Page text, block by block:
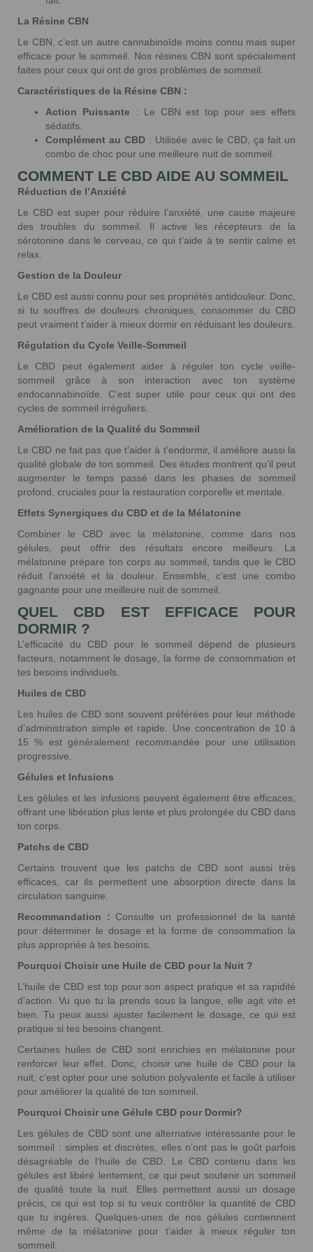
La Résine CBN
Le CBN, c’est un autre cannabinoïde moins connu mais super
efficace pour le sommeil. Nos résines CBN sont spécialement
faites pour ceux qui ont de gros problèmes de sommeil.
Caractéristiques de la Résine CBN :
Action Puissante : Le CBN est top pour ses effets
sédatifs.
Complément au CBD : Utilisée avec le CBD, ça fait un
combo de choc pour une meilleure nuit de sommeil.
COMMENT LE CBD AIDE AU SOMMEIL
Réduction de l’Anxiété
Le CBD est super pour réduire l’anxiété, une cause majeure
des troubles du sommeil. Il active les récepteurs de la
sérotonine dans le cerveau, ce qui t’aide à te sentir calme et
relax.
Gestion de la Douleur
Le CBD est aussi connu pour ses propriétés antidouleur. Donc,
si tu souffres de douleurs chroniques, consommer du CBD
peut vraiment t’aider à mieux dormir en réduisant les douleurs.
Régulation du Cycle Veille-Sommeil
Le CBD peut également aider à réguler ton cycle veille-
sommeil grâce à son interaction avec ton système
endocannabinoïde. C’est super utile pour ceux qui ont des
cycles de sommeil irréguliers.
Amélioration de la Qualité du Sommeil
Le CBD ne fait pas que t’aider à t’endormir, il améliore aussi la
qualité globale de ton sommeil. Des études montrent qu’il peut
augmenter le temps passé dans les phases de sommeil
profond, cruciales pour la restauration corporelle et mentale.
Effets Synergiques du CBD et de la Mélatonine
Combiner le CBD avec la mélatonine, comme dans nos
gélules, peut offrir des résultats encore meilleurs. La
mélatonine prépare ton corps au sommeil, tandis que le CBD
réduit l’anxiété et la douleur. Ensemble, c’est une combo
gagnante pour une meilleure nuit de sommeil.
QUEL CBD EST EFFICACE POUR
DORMIR ?
L’efficacité du CBD pour le sommeil dépend de plusieurs
facteurs, notamment le dosage, la forme de consommation et
tes besoins individuels.
Huiles de CBD
Les huiles de CBD sont souvent préférées pour leur méthode
d’administration simple et rapide. Une concentration de 10 à
15 % est généralement recommandée pour une utilisation
progressive.
Gélules et Infusions
Les gélules et les infusions peuvent également être efficaces,
offrant une libération plus lente et plus prolongée du CBD dans
ton corps.
Patchs de CBD
Certains trouvent que les patchs de CBD sont aussi très
efficaces, car ils permettent une absorption directe dans la
circulation sanguine.
Recommandation : Consulte un professionnel de la santé
pour déterminer le dosage et la forme de consommation la
plus appropriée à tes besoins.
Pourquoi Choisir une Huile de CBD pour la Nuit ?
L’huile de CBD est top pour son aspect pratique et sa rapidité
d’action. Vu que tu la prends sous la langue, elle agit vite et
bien. Tu peux aussi ajuster facilement le dosage, ce qui est
pratique si tes besoins changent.
Certaines huiles de CBD sont enrichies en mélatonine pour
renforcer leur effet. Donc, choisir une huile de CBD pour la
nuit, c’est opter pour une solution polyvalente et facile à utiliser
pour améliorer la qualité de ton sommeil.
Pourquoi Choisir une Gélule CBD pour Dormir?
Les gélules de CBD sont une alternative intéressante pour le
sommeil : simples et discrètes, elles n’ont pas le goût parfois
désagréable de l’huile de CBD. Le CBD contenu dans les
gélules est libéré lentement, ce qui peut soutenir un sommeil
de qualité toute la nuit. Elles permettent aussi un dosage
précis, ce qui est top si tu veux contrôler la quantité de CBD
que tu ingères. Quelques-unes de nos gélules contiennent
même de la mélatonine pour t’aider à mieux réguler ton
sommeil.